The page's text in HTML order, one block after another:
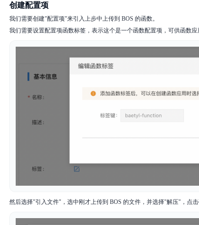
创建配置项
我们需要创建"配置项"来引入上步中上传到 BOS 的函数。
我们需要设置配置项函数标签，表示这个是一个函数配置项，可供函数应
然后选择"引入文件"，选中刚才上传到 BOS 的文件，并选择"解压"，点击